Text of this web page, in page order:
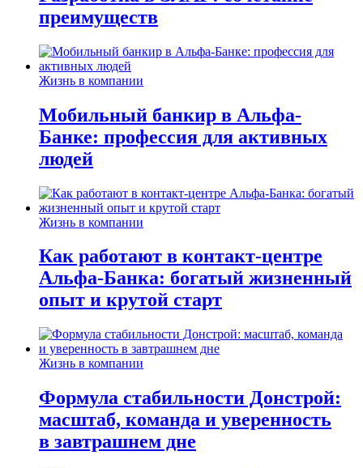
преимуществ
Жизнь в компании
Мобильный банкир в Альфа-
Банке: профессия для активных
людей
Жизнь в компании
Как работают в контакт-центре
Альфа-Банка: богатый жизненный
опыт и крутой старт
Жизнь в компании
Формула стабильности Донстрой:
масштаб, команда и уверенность
в завтрашнем дне